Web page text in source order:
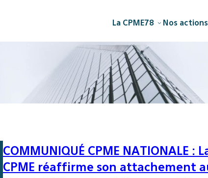
La CPME78 Nos actions
COMMUNIQUÉ CPME NATIONALE :
CPME réaffirme son attachement